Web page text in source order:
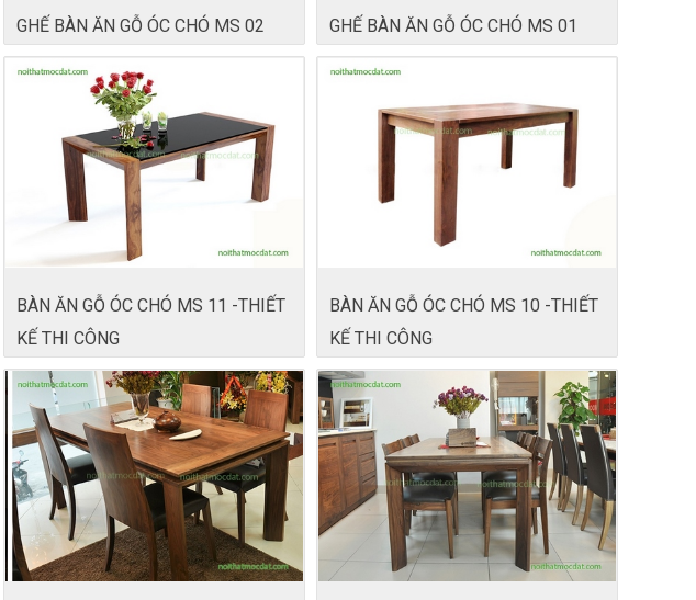
GHẾ BÀN ĂN GỖ ÓC CHÓ MS 02 GHẾ BÀN ĂN GỖ ÓC CHÓ MS 01
BÀN ĂN GỖ ÓC CHÓ MS 11 -THIẾT
KẾ THI CÔNG
BÀN ĂN GỖ ÓC CHÓ MS 10 -THIẾT
KẾ THI CÔNG